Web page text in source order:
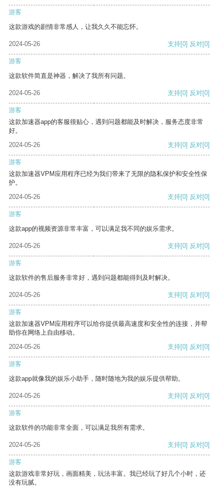
游客
这款游戏的剧情非常感人，让我久久不能忘怀。
2024-05-26 支持[0] 反对[0]
游客
这款软件简直是神器，解决了我所有问题。
2024-05-26 支持[0] 反对[0]
游客
这款加速器app的客服很贴心，遇到问题都能及时解决，服务态度非常
好。
2024-05-26
支持[0] 反对[0]
游客
这款加速器VPM应用程序已经为我们带来了无限的隐私保护和安全性保
护。
2024-05-26
支持[0] 反对[0]
游客
这款app的视频资源非常丰富，可以满足我不同的娱乐需求。
2024-05-26 支持[0] 反对[0]
游客
这款软件的售后服务非常好，遇到问题都能得到及时解决。
2024-05-26 支持[0] 反对[0]
游客
这款加速器VPM应用程序可以给你提供最高速度和安全性的连接，并帮
助你在网络上自由移动。
2024-05-26
支持[0] 反对[0]
游客
这款app就像我的娱乐小助手，随时随地为我的娱乐提供帮助。
2024-05-26 支持[0] 反对[0]
游客
这款软件的功能非常全面，可以满足我所有需求。
2024-05-26 支持[0] 反对[0]
游客
这款游戏非常好玩，画面精美，玩法丰富。我已经玩了好几个小时，还
没有玩腻。